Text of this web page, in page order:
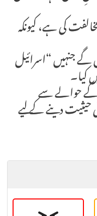
کی ہے، کیونکہ
گے جنہیں “اسرائیل
کیا۔
کے حوالے سے
حیثیت دینے کے لیے